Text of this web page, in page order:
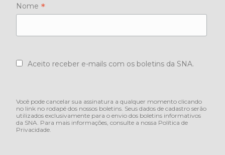
Nome *
Aceito receber e-mails com os boletins da SNA.
Você pode cancelar sua assinatura a qualquer momento clicando
no link no rodapé dos nossos boletins. Seus dados de cadastro serão
utilizados exclusivamente para o envio dos boletins informativos
da SNA. Para mais informações, consulte a nossa Política de
Privacidade